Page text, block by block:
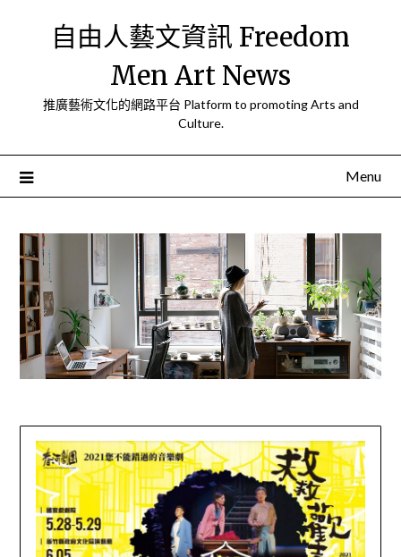
自由人藝文資訊 Freedom
Men Art News
推廣藝術文化的網路平台 Platform to promoting Arts and
Culture.
Menu